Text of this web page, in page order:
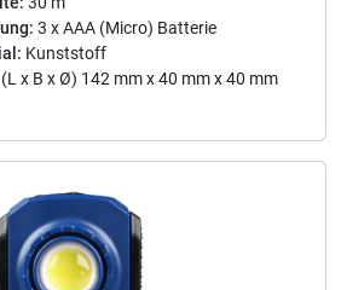
3 x AAA (Micro) Batterie
Kunststoff
(L x B x Ø) 142 mm x 40 mm x 40 mm